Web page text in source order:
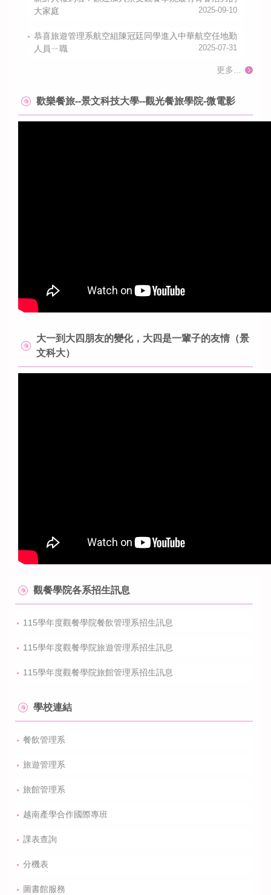
大家庭
2025-09-10
恭喜旅遊管理系航空組陳冠廷同學進入中華航空任地勤
人員ㄧ職
2025-07-31
更多...
歡樂餐旅--景文科技大學--觀光餐旅學院-微電影
大一到大四朋友的變化，大四是一輩子的友情（景
文科大）
觀餐學院各系招生訊息
115學年度觀餐學院餐飲管理系招生訊息
115學年度觀餐學院旅遊管理系招生訊息
115學年度觀餐學院旅館管理系招生訊息
學校連結
餐飲管理系
旅遊管理系
旅館管理系
越南產學合作國際專班
課表查詢
分機表
圖書館服務